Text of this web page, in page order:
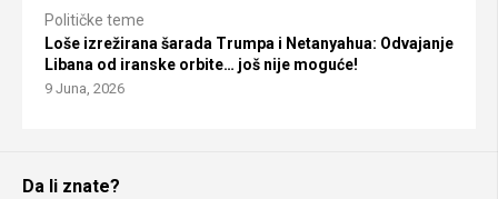
Političke teme
Loše izrežirana šarada Trumpa i Netanyahua: Odvajanje
Libana od iranske orbite… još nije moguće!
9 Juna, 2026
Da li znate?